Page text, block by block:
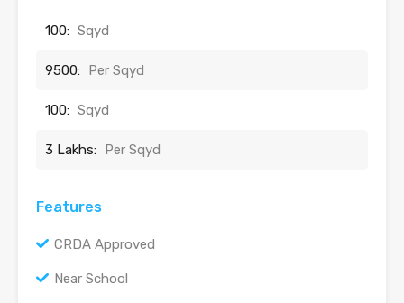
100: Sqyd
9500: Per Sqyd
100: Sqyd
3 Lakhs: Per Sqyd
Features
CRDA Approved
Near School